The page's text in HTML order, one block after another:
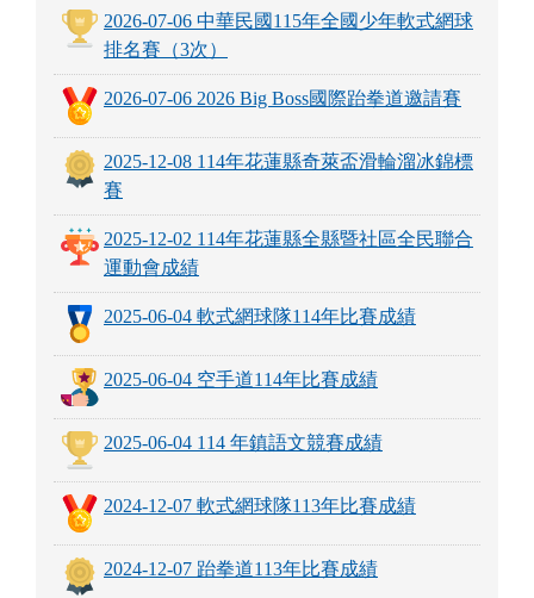
2026-07-06 中華民國115年全國少年軟式網球
排名賽（3次）
2026-07-06 2026 Big Boss國際跆拳道邀請賽
2025-12-08 114年花蓮縣奇萊盃滑輪溜冰錦標
賽
2025-12-02 114年花蓮縣全縣暨社區全民聯合
運動會成績
2025-06-04 軟式網球隊114年比賽成績
2025-06-04 空手道114年比賽成績
2025-06-04 114 年鎮語文競賽成績
2024-12-07 軟式網球隊113年比賽成績
2024-12-07 跆拳道113年比賽成績